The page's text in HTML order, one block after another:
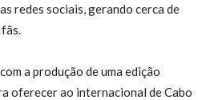
redes sociais, gerando cerca de
a produção de uma edição
oferecer ao internacional de Cabo